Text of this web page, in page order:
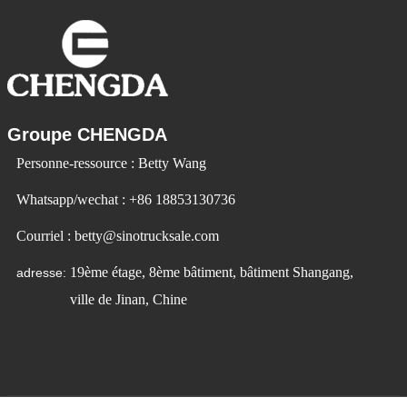
Groupe CHENGDA
Personne-ressource : Betty Wang
Whatsapp/wechat : +86 18853130736
Courriel : betty@sinotrucksale.com
adresse: 19ème étage, 8ème bâtiment, bâtiment Shangang,
ville de Jinan, Chine